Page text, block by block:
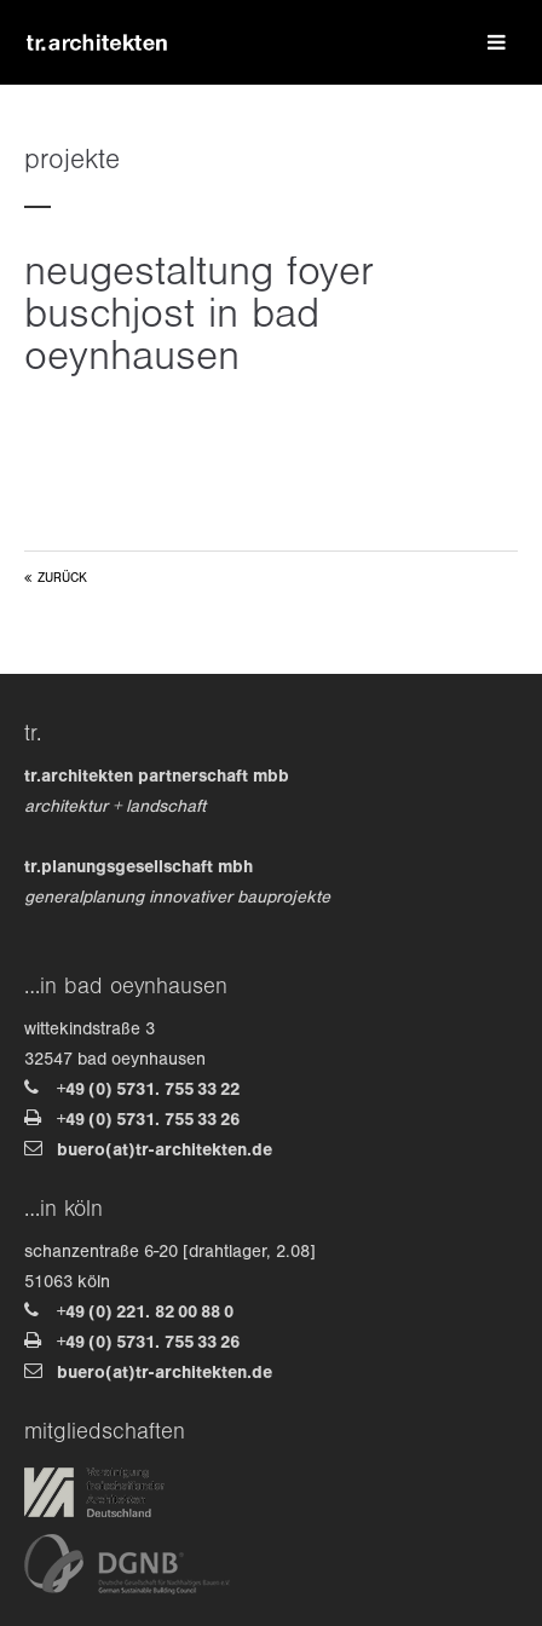
passwort
get in touch
376-293 city road, suite 600
san francisco, ca 94102
+44 1234 567 890
drop us a line
info@yourdomain.com
about us
lorem ipsum dolor sit amet, consectetuer
aenean commodo ligula eget dolor. aenean massa. cum
sociis natoque penatibus et magnis dis parturient
montes, nascetur ridiculus mus. donec quam felis,
ultricies nec.
projekte
neugestaltung foyer
buschjost in bad
oeynhausen
ZURÜCK
tr.
tr.architekten partnerschaft mbb
architektur + landschaft
tr.planungsgesellschaft mbh
generalplanung innovativer bauprojekte
…in bad oeynhausen
wittekindstraße 3
32547 bad oeynhausen
+49 (0) 5731. 755 33 22
+49 (0) 5731. 755 33 26
buero(at)tr-architekten.de
…in köln
schanzentraße 6-20 [drahtlager, 2.08]
51063 köln
+49 (0) 221. 82 00 88 0
+49 (0) 5731. 755 33 26
buero(at)tr-architekten.de
mitgliedschaften